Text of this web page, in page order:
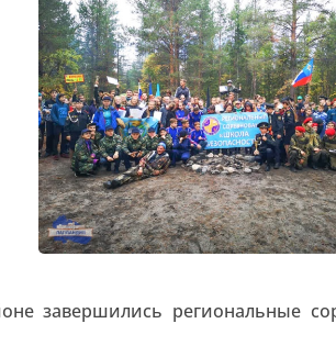
завершились региональные